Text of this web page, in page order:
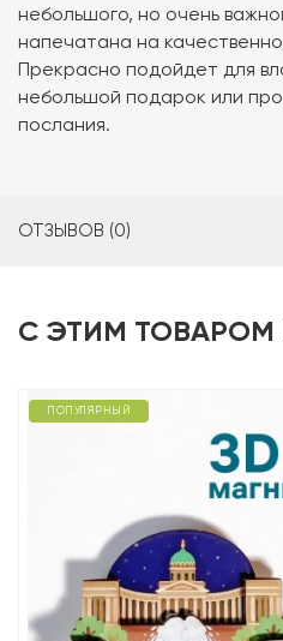
небольшого, но очень
напечатана на
Прекрасно подойдет для
небольшой подарок или
послания.
ОТЗЫВОВ (0)
С ЭТИМ
ПОПУЛЯРНЫЙ